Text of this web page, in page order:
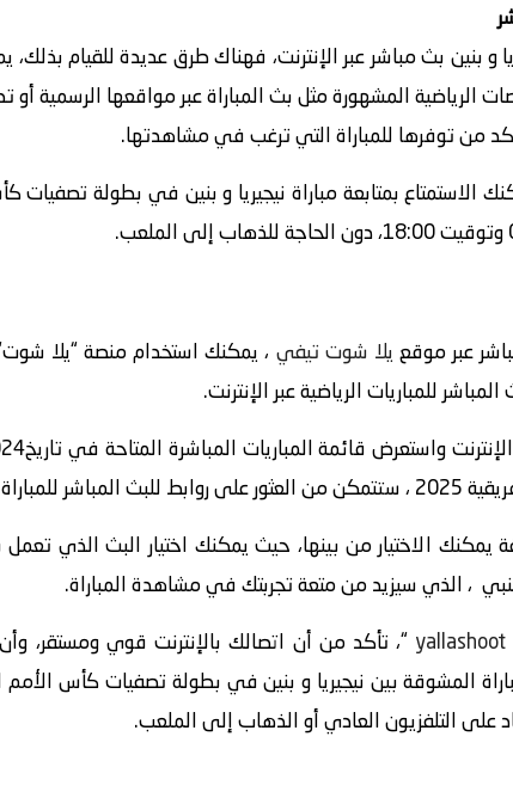
بنين بث مباشر عبر الإنترنت، فهناك طرق عديدة للقيام
الرياضية المشهورة مثل بث المباراة عبر مواقعها الرسمية
من توفرها للمباراة التي ترغب في مشاهدتها.
عبر موقع يلا شوت تيفي
للمباريات الرياضية عبر الإنترنت.
المعنية.
الاختيار من بينها، حيث يمكنك اختيار البث الذي
، الذي سيزيد من متعة تجربتك في مشاهدة المباراة.
“، تأكد من أن اتصالك بالإنترنت قوي